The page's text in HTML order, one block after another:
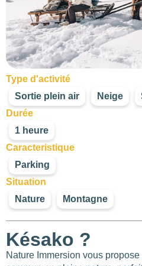
Type d'activité
Sortie plein air
Neige
Durée
1 heure
Caracteristique
Parking
Situation
Nature
Montagne
Késako ?
Nature Immersion vous